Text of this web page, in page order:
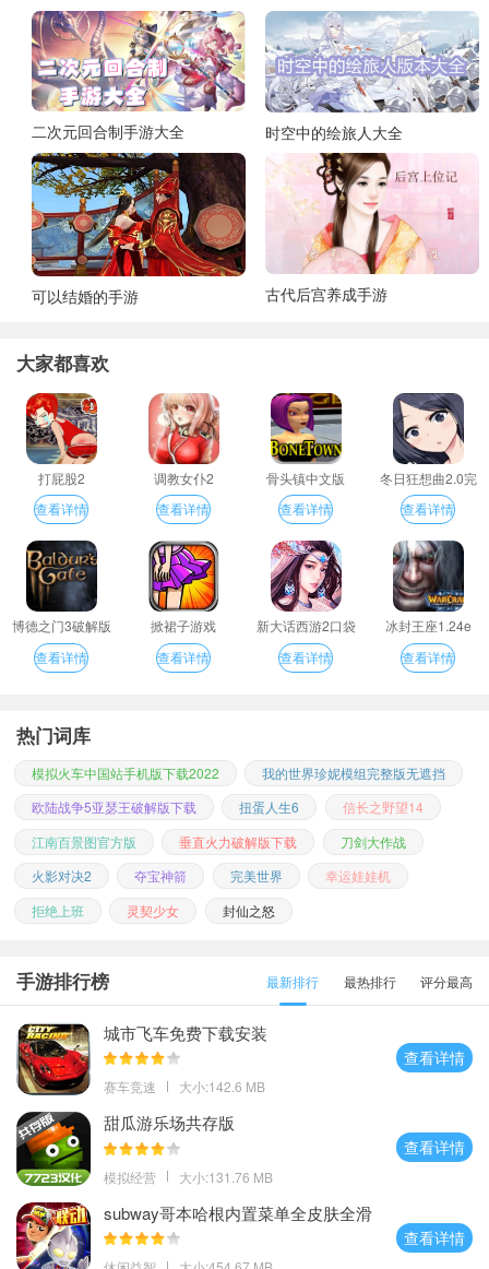
二次元回合制手游大全 时空中的绘旅人大全
可以结婚的手游 古代后宫养成手游
大家都喜欢
打屁股2
查看详情
调教女仆2
查看详情
骨头镇中文版
查看详情
冬日狂想曲2.0完
整汉化版
查看详情
博德之门3破解版
查看详情
掀裙子游戏
查看详情
新大话西游2口袋
版
查看详情
冰封王座1.24e
查看详情
热门词库
模拟火车中国站手机版下载2022
我的世界珍妮模组完整版无遮挡
欧陆战争5亚瑟王破解版下载
扭蛋人生6
信长之野望14
江南百景图官方版
垂直火力破解版下载
刀剑大作战
火影对决2
夺宝神箭 完美世界
幸运娃娃机
拒绝上班
灵契少女 封仙之怒
手游排行榜 最新排行 最热排行 评分最高
城市飞车免费下载安装
赛车竞速 大小:142.6 MB
查看详情
甜瓜游乐场共存版
模拟经营 大小:131.76 MB
查看详情
subway哥本哈根内置菜单全皮肤全滑
板
查看详情